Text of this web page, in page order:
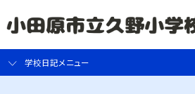
学校日記メニュー